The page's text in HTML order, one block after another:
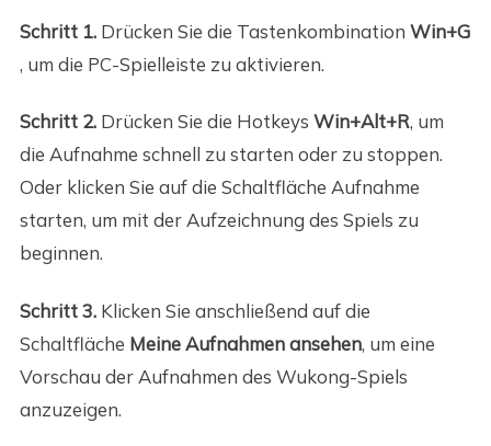
Schritt 1. Drücken Sie die Tastenkombination Win+G
, um die PC-Spielleiste zu aktivieren.
Schritt 2.Drücken Sie die Hotkeys Win+Alt+R, um
die Aufnahme schnell zu starten oder zu stoppen.
Oder klicken Sie auf die Schaltfläche Aufnahme
starten, um mit der Aufzeichnung des Spiels zu
beginnen.
Schritt 3. Klicken Sie anschließend auf die
Schaltfläche Meine Aufnahmen ansehen, um eine
Vorschau der Aufnahmen des Wukong-Spiels
anzuzeigen.